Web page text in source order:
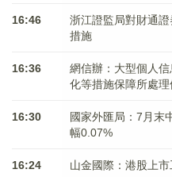
16:46
浙江證監局對財通
措施
16:36
網信辦：大型個人
化等措施保障所處
16:30
國家外匯局：7月末
幅0.07%
16:24 山金國際：港股上